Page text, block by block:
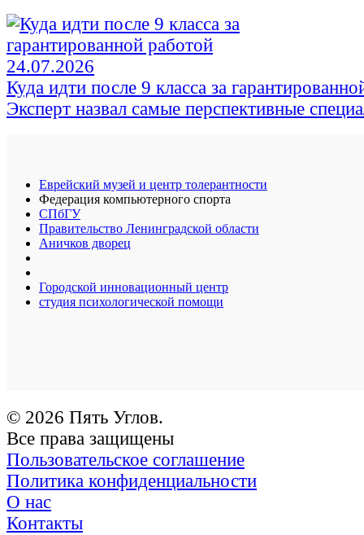
24.07.2026
Куда идти после 9 класса за
Эксперт назвал самые перспективные
Еврейский музей и центр толерантности
Федерация компьютерного спорта
СПбГУ
Правительство Ленинградской области
Аничков дворец
Городской инновационный центр
студия психологической помощи
© 2026 Пять Углов.
Все права защищены
Пользовательское соглашение
Политика конфиденциальности
О нас
Контакты